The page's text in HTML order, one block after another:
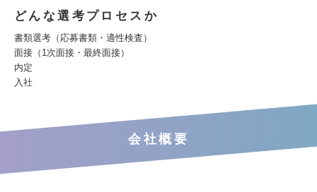
どんな選考プロセスか
書類選考（応募書類・適性検査）
面接（1次面接・最終面接）
内定
入社
会社概要